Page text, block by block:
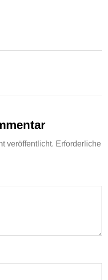
veröffentlicht. Erforderliche